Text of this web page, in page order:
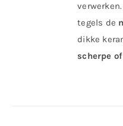
tegels de
dikke
scherpe